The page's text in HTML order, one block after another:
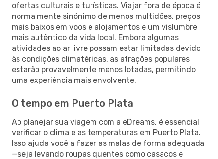
ofertas culturais e turísticas. Viajar fora de época é
normalmente sinónimo de menos multidões, preços
mais baixos em voos e alojamentos e um vislumbre
mais autêntico da vida local. Embora algumas
atividades ao ar livre possam estar limitadas devido
às condições climatéricas, as atrações populares
estarão provavelmente menos lotadas, permitindo
uma experiência mais envolvente.
O tempo em Puerto Plata
Ao planejar sua viagem com a eDreams, é essencial
verificar o clima e as temperaturas em Puerto Plata.
Isso ajuda você a fazer as malas de forma adequada
—seja levando roupas quentes como casacos e